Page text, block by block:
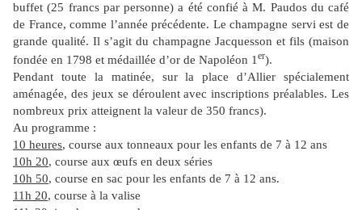
buffet (25 francs par personne) a été confié à M. Paudos du café
de France, comme l’année précédente. Le champagne servi est de
grande qualité. Il s’agit du champagne Jacquesson et fils (maison
fondée en 1798 et médaillée d’or de Napoléon 1 er).
Pendant toute la matinée, sur la place d’Allier spécialement
aménagée, des jeux se déroulent avec inscriptions préalables. Les
nombreux prix atteignent la valeur de 350 francs).
Au programme :
10 heures, course aux tonneaux pour les enfants de 7 à 12 ans
10h 20, course aux œufs en deux séries
10h 50, course en sac pour les enfants de 7 à 12 ans.
11h 20, course à la valise